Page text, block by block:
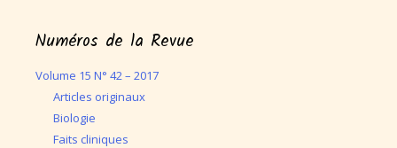
Numéros de la Revue
Volume 15 N° 42 – 2017
Articles originaux
Biologie
Faits cliniques